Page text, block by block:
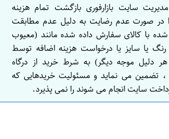
سایت بازارفوری بازگشت تمام هزینه
در صورت عدم رضایت به دلیل عدم مطابقت
شده با کالای سفارش داده شده مانند (معیوب
یا سایز یا درخواست هزینه اضافه توسط
دلیل موجه دیگر) به شرط خرید از درگاه
تضمین می نماید و مسئولیت خریدهایی که
سایت انجام می شوند را نمی پذیرد.